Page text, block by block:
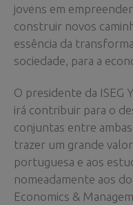
jovens em
construir novos
essência da
sociedade, para a
O presidente da ISEG
irá contribuir para o
conjuntas entre
trazer um grande
portuguesa e aos
nomeadamente aos
Economics &